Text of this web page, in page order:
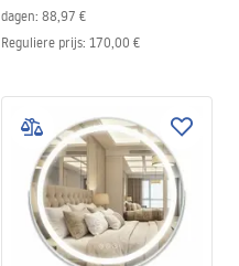
dagen: 88,97 €
Reguliere prijs: 170,00 €